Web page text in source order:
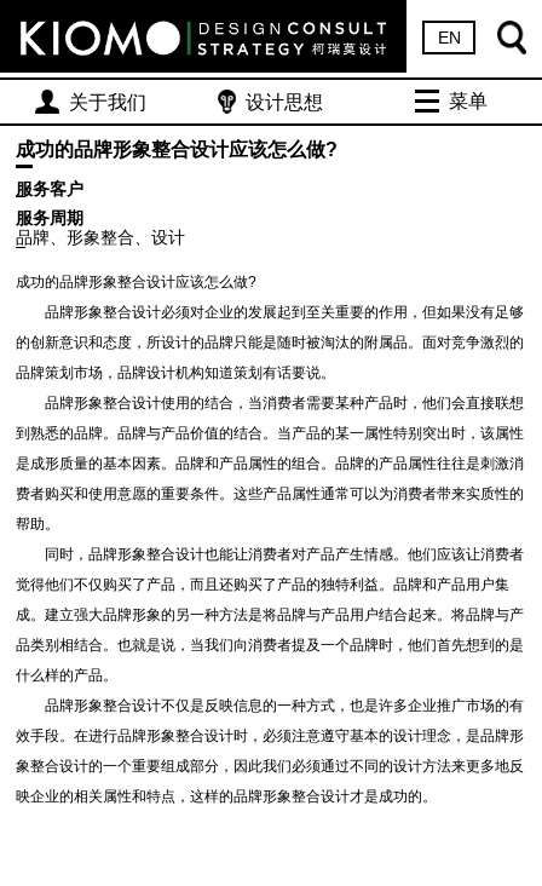
EN
关于我们 设计思想 菜单
成功的品牌形象整合设计应该怎么做?
服务客户
服务周期
品牌、形象整合、设计
成功的品牌形象整合设计应该怎么做?
品牌形象整合设计必须对企业的发展起到至关重要的作用，但如果没有足够
的创新意识和态度，所设计的品牌只能是随时被淘汰的附属品。面对竞争激烈的
品牌策划市场，品牌设计机构知道策划有话要说。
品牌形象整合设计使用的结合，当消费者需要某种产品时，他们会直接联想
到熟悉的品牌。品牌与产品价值的结合。当产品的某一属性特别突出时，该属性
是成形质量的基本因素。品牌和产品属性的组合。品牌的产品属性往往是刺激消
费者购买和使用意愿的重要条件。这些产品属性通常可以为消费者带来实质性的
帮助。
同时，品牌形象整合设计也能让消费者对产品产生情感。他们应该让消费者
觉得他们不仅购买了产品，而且还购买了产品的独特利益。品牌和产品用户集
成。建立强大品牌形象的另一种方法是将品牌与产品用户结合起来。将品牌与产
品类别相结合。也就是说，当我们向消费者提及一个品牌时，他们首先想到的是
什么样的产品。
品牌形象整合设计不仅是反映信息的一种方式，也是许多企业推广市场的有
效手段。在进行品牌形象整合设计时，必须注意遵守基本的设计理念，是品牌形
象整合设计的一个重要组成部分，因此我们必须通过不同的设计方法来更多地反
映企业的相关属性和特点，这样的品牌形象整合设计才是成功的。